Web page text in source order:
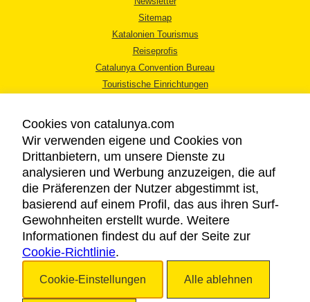
Sitemap
Katalonien Tourismus
Reiseprofis
Catalunya Convention Bureau
Touristische Einrichtungen
RECHTLICHER HINWEIS
DATENSCHUTZICHTLINIE
COOKIES
BARRIEREFREIHEIT
Cookies von catalunya.com
Wir verwenden eigene und Cookies von
Drittanbietern, um unsere Dienste zu
analysieren und Werbung anzuzeigen, die auf
die Präferenzen der Nutzer abgestimmt ist,
basierend auf einem Profil, das aus ihren Surf-
Gewohnheiten erstellt wurde. Weitere
Informationen findest du auf der Seite zur
Cookie-Richtlinie.
Cookie-Einstellungen Alle ablehnen